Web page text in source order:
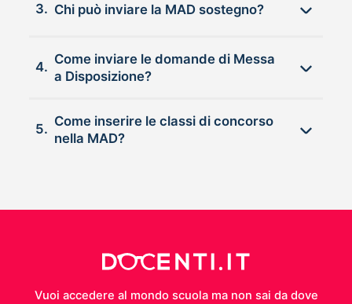
3. Chi può inviare la MAD sostegno?
4.
Come inviare le domande di Messa
a Disposizione?
5.
Come inserire le classi di concorso
nella MAD?
Vuoi accedere al mondo scuola ma non sai da dove